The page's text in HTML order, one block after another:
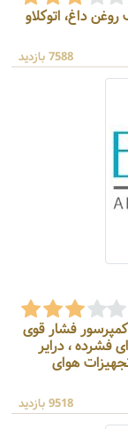
داغ، اتوکلاو
7588 بازدید
، کمپرسور فشار قوی
فشرده ، درایر
هوای
9518 بازدید